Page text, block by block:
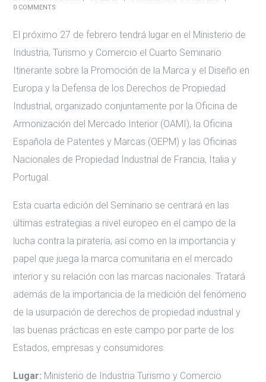
0 COMMENTS
El próximo 27 de febrero tendrá lugar en el Ministerio de
Industria, Turismo y Comercio el Cuarto Seminario
Itinerante sobre la Promoción de la Marca y el Diseño en
Europa y la Defensa de los Derechos de Propiedad
Industrial, organizado conjuntamente por la Oficina de
Armonización del Mercado Interior (OAMI), la Oficina
Española de Patentes y Marcas (OEPM) y las Oficinas
Nacionales de Propiedad Industrial de Francia, Italia y
Portugal.
Esta cuarta edición del Seminario se centrará en las
últimas estrategias a nivel europeo en el campo de la
lucha contra la piratería, así como en la importancia y
papel que juega la marca comunitaria en el mercado
interior y su relación con las marcas nacionales. Tratará
además de la importancia de la medición del fenómeno
de la usurpación de derechos de propiedad industrial y
las buenas prácticas en este campo por parte de los
Estados, empresas y consumidores.
Lugar: Ministerio de Industria Turismo y Comercio